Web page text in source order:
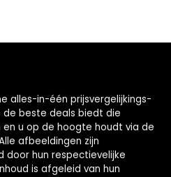
alles-in-één prijsvergelijkings-
beste deals biedt die
u op de hoogte houdt via de
afbeeldingen zijn
door hun respectievelijke
is afgeleid van hun